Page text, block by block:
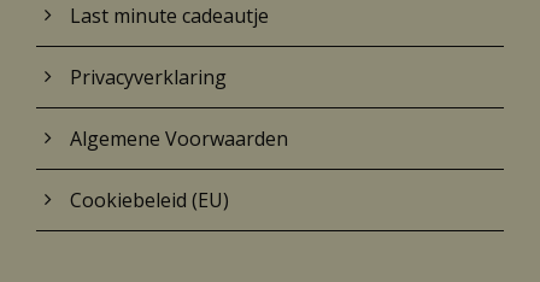
Last minute cadeautje
Privacyverklaring
Algemene Voorwaarden
Cookiebeleid (EU)